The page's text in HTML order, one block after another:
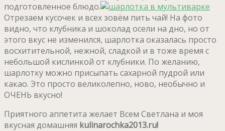
подготовленное блюдо.
Отрезаем кусочек и всех зовём пить чай! На фото
видно, что клубника и шоколад осели на дно, но от
этого вкус не изменился, шарлотка оказалась просто
восхитительной, нежной, сладкой и в тоже время с
небольшой кислинкой от клубники. По желанию,
шарлотку можно присыпать сахарной пудрой или
какао. Это просто великолепно, ново, необычно и
ОЧЕНЬ вкусно!
Приятного аппетита желает Всем Светлана и моя
вкусная домашняя kulinarochka2013.ru!